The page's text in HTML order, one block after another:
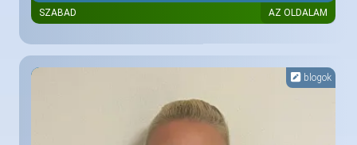
SZABAD AZ OLDALAM
blogok